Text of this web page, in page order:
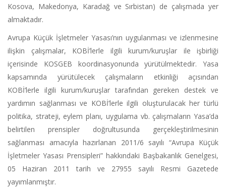
Kosova, Makedonya, Karadağ ve Sırbistan) de çalışmada yer
almaktadır.
Avrupa Küçük İşletmeler Yasası’nın uygulanması ve izlenmesine
ilişkin çalışmalar, KOBİ’lerle ilgili kurum/kuruşlar ile işbirliği
içerisinde KOSGEB koordinasyonunda yürütülmektedir. Yasa
kapsamında yürütülecek çalışmaların etkinliği açısından
KOBİ’lerle ilgili kurum/kuruşlar tarafından gereken destek ve
yardımın sağlanması ve KOBİ’lerle ilgili oluşturulacak her türlü
politika, strateji, eylem planı, uygulama vb. çalışmaların Yasa’da
belirtilen prensipler doğrultusunda gerçekleştirilmesinin
sağlanması amacıyla hazırlanan 2011/6 sayılı “Avrupa Küçük
İşletmeler Yasası Prensipleri” hakkındaki Başbakanlık Genelgesi,
05 Haziran 2011 tarih ve 27955 sayılı Resmi Gazetede
yayımlanmıştır.